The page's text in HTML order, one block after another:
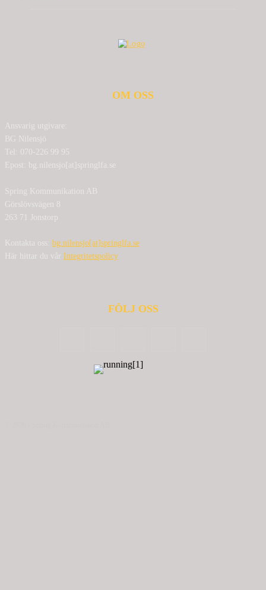
OM OSS
Ansvarig utgivare:
BG Nilensjö
Tel: 070-226 99 95
Epost: bg.nilensjo[at]springlfa.se
Spring Kommunikation AB
Görslövsvägen 8
263 71 Jonstorp
Kontakta oss: bg.nilensjo[at]springlfa.se
Här hittar du vår Integritetspolicy
FÖLJ OSS